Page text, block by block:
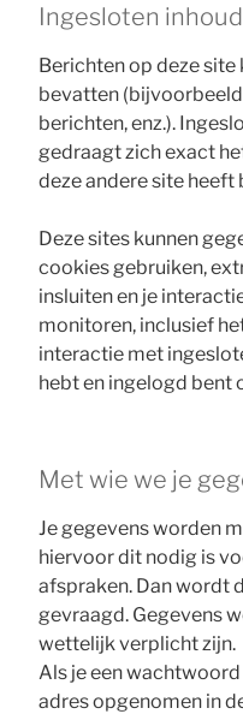
Ingesloten
Berichten op deze
bevatten
berichten, enz.).
gedraagt zich exact
deze andere site heeft
Deze sites kunnen
cookies gebruiken,
insluiten en je
monitoren, inclusief
interactie met
hebt en ingelogd bent
Met wie we je
Je gegevens worden
hiervoor dit nodig is
afspraken. Dan wordt
gevraagd. Gegevens
wettelijk verplicht zijn.
Als je een
adres opgenomen in